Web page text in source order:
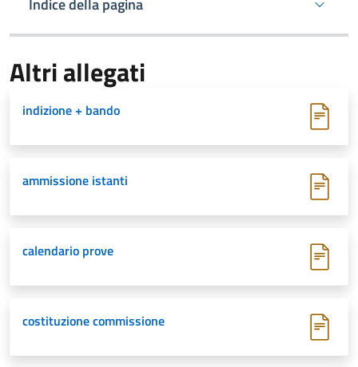
Indice della pagina
Altri allegati
indizione + bando
ammissione istanti
calendario prove
costituzione commissione